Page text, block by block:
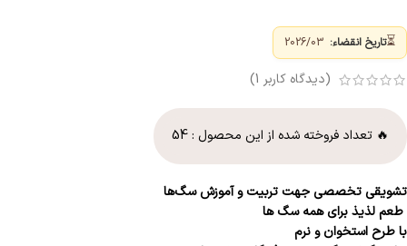
⏳تاریخ انقضاء:
(دیدگاه کاربر 1
)
🔥 تعداد فروخته شده از این محصول :54
تشویقی تخصصی جهت تربیت و آموزش سگ‌ها
طعم لذیذ برای همه سگ ها
با طرح استخوان و نرم